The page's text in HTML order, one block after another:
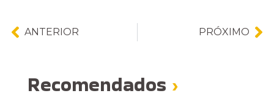
ANTERIOR PRÓXIMO
Recomendados ›